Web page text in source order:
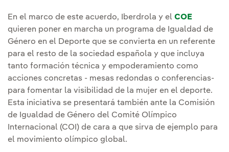
En el marco de este acuerdo, Iberdrola y el COE
quieren poner en marcha un programa de Igualdad de
Género en el Deporte que se convierta en un referente
para el resto de la sociedad española y que incluya
tanto formación técnica y empoderamiento como
acciones concretas - mesas redondas o conferencias-
para fomentar la visibilidad de la mujer en el deporte.
Esta iniciativa se presentará también ante la Comisión
de Igualdad de Género del Comité Olímpico
Internacional (COI) de cara a que sirva de ejemplo para
el movimiento olímpico global.